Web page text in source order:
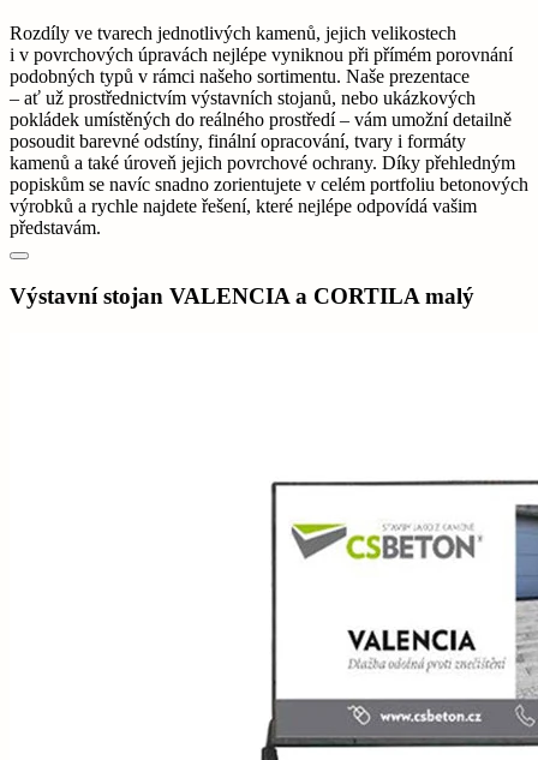
Rozdíly ve tvarech jednotlivých kamenů, jejich velikostech
i v povrchových úpravách nejlépe vyniknou při přímém porovnání
podobných typů v rámci našeho sortimentu. Naše prezentace
– ať už prostřednictvím výstavních stojanů, nebo ukázkových
pokládek umístěných do reálného prostředí – vám umožní detailně
posoudit barevné odstíny, finální opracování, tvary i formáty
kamenů a také úroveň jejich povrchové ochrany. Díky přehledným
popiskům se navíc snadno zorientujete v celém portfoliu betonových
výrobků a rychle najdete řešení, které nejlépe odpovídá vašim
představám.
Výstavní stojan VALENCIA a CORTILA malý